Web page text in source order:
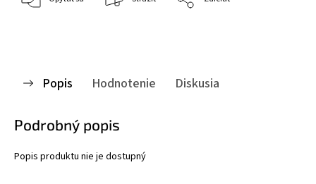
Popis Hodnotenie Diskusia
Podrobný popis
Popis produktu nie je dostupný